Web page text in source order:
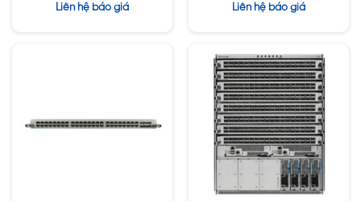
Được xếp
Liên hệ báo giá
Được xếp
Liên hệ báo giá